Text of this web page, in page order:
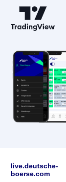
live.deutsche-
boerse.com